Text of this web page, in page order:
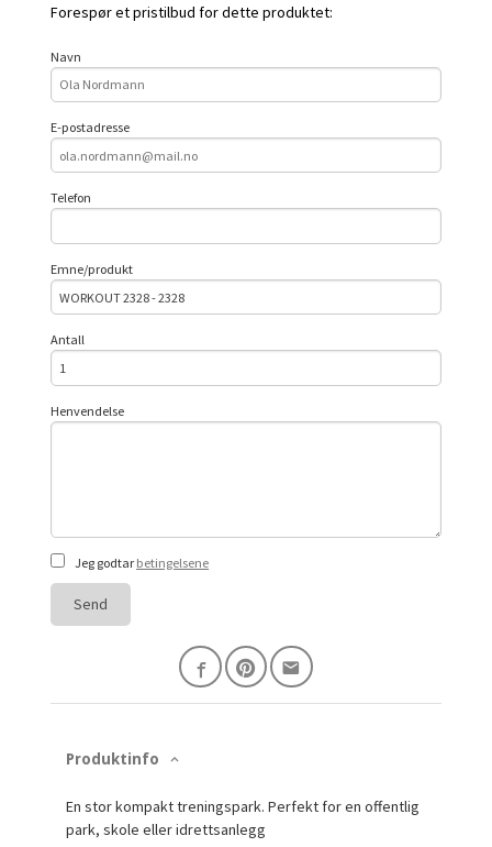
Forespør et pristilbud for dette produktet:
Navn
E-postadresse
Telefon
Emne/produkt
Antall
Henvendelse
Jeg godtar betingelsene
Send
Produktinfo
En stor kompakt treningspark. Perfekt for en offentlig
park, skole eller idrettsanlegg